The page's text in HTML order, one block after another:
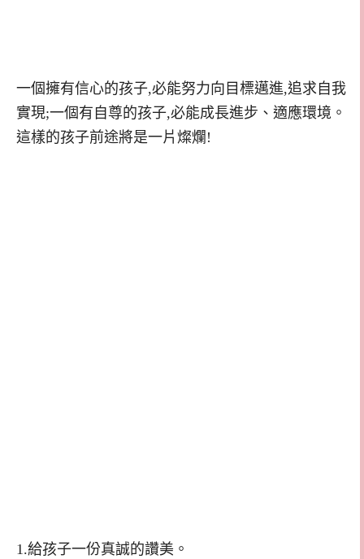
一個擁有信心的孩子,必能努力向目標邁進,追求自我
實現;一個有自尊的孩子,必能成長進步、適應環境。
這樣的孩子前途將是一片燦爛!
1.給孩子一份真誠的讚美。